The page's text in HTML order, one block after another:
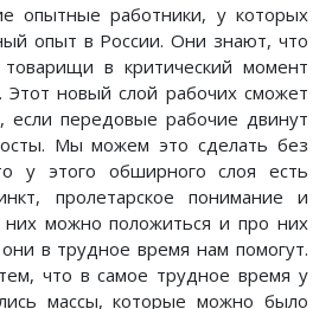
опытные работники, у которых
опыт в России. Они знают, что
в критический момент
Этот новый слой рабочих сможет
если передовые рабочие двинут
Мы можем это сделать без
у этого обширного слоя есть
пролетарское понимание и
них можно положиться и про них
в трудное время нам помогут.
что в самое трудное время у
массы, которые можно было